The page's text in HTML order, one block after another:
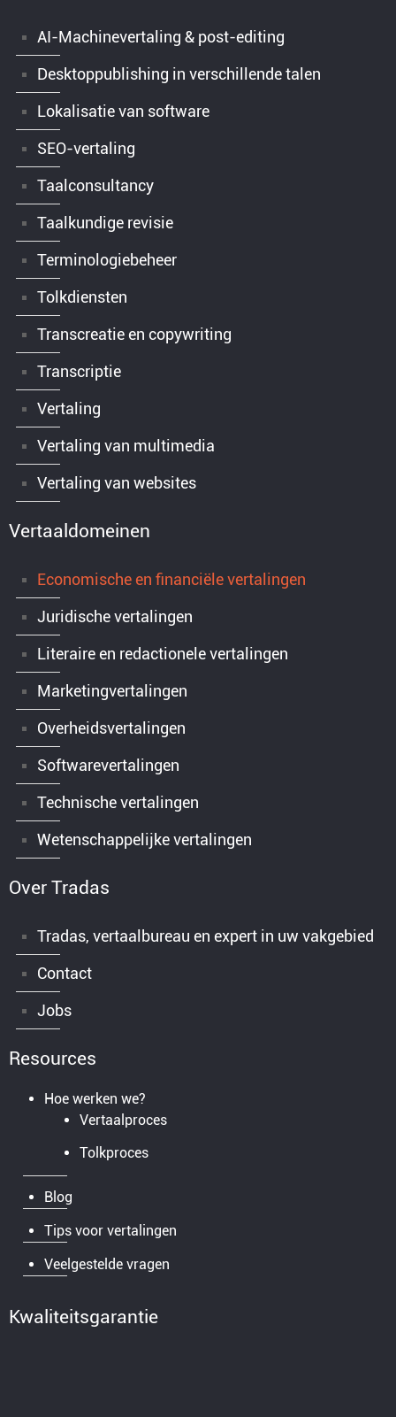
AI-Machinevertaling & post-editing
Desktoppublishing in verschillende talen
Lokalisatie van software
SEO-vertaling
Taalconsultancy
Taalkundige revisie
Terminologiebeheer
Tolkdiensten
Transcreatie en copywriting
Transcriptie
Vertaling
Vertaling van multimedia
Vertaling van websites
Vertaaldomeinen
Economische en financiële vertalingen
Juridische vertalingen
Literaire en redactionele vertalingen
Marketingvertalingen
Overheidsvertalingen
Softwarevertalingen
Technische vertalingen
Wetenschappelijke vertalingen
Over Tradas
Tradas, vertaalbureau en expert in uw vakgebied
Contact
Jobs
Resources
Hoe werken we?
Vertaalproces
Tolkproces
Blog
Tips voor vertalingen
Veelgestelde vragen
Kwaliteitsgarantie